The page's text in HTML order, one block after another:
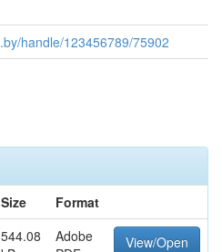
handle/123456789/75902
Size
Format
544.08
Adobe
View/Open